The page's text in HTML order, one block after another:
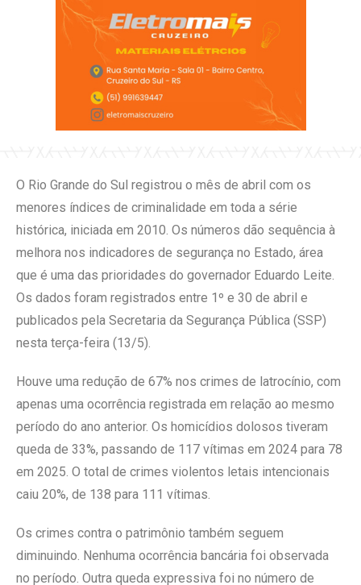
O Rio Grande do Sul registrou o mês de abril com os
menores índices de criminalidade em toda a série
histórica, iniciada em 2010. Os números dão sequência à
melhora nos indicadores de segurança no Estado, área
que é uma das prioridades do governador Eduardo Leite.
Os dados foram registrados entre 1º e 30 de abril e
publicados pela Secretaria da Segurança Pública (SSP)
nesta terça-feira (13/5).
Houve uma redução de 67% nos crimes de latrocínio, com
apenas uma ocorrência registrada em relação ao mesmo
período do ano anterior. Os homicídios dolosos tiveram
queda de 33%, passando de 117 vítimas em 2024 para 78
em 2025. O total de crimes violentos letais intencionais
caiu 20%, de 138 para 111 vítimas.
Os crimes contra o patrimônio também seguem
diminuindo. Nenhuma ocorrência bancária foi observada
no período. Outra queda expressiva foi no número de